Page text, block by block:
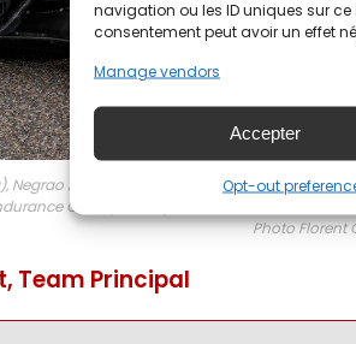
navigation ou les ID uniques sur ce
consentement peut avoir un effet
Manage vendors
Accepter
Opt-out
Negrao André (bra), Vaxivière Matthieu (fra),
Championship season on the
Photo Florent
Team Principal